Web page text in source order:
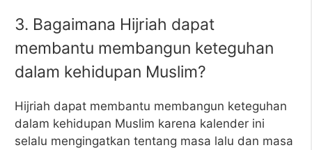
3. Bagaimana Hijriah dapat
membantu membangun keteguhan
dalam kehidupan Muslim?
Hijriah dapat membantu membangun keteguhan
dalam kehidupan Muslim karena kalender ini
selalu mengingatkan tentang masa lalu dan masa